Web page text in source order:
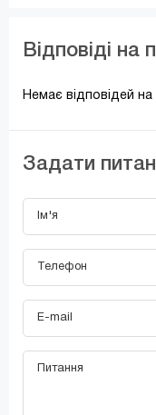
Відповіді на
Немає відповідей
Задати